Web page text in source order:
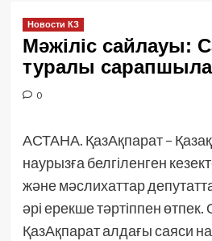
Новости КЗ
Мәжіліс сайлауы:
туралы сарапшылар
0
АСТАНА. ҚазАқпарат –
наурызға белгіленген
және мәслихаттар
әрі ерекше тәртіппен
ҚазАқпарат алдағы саяси